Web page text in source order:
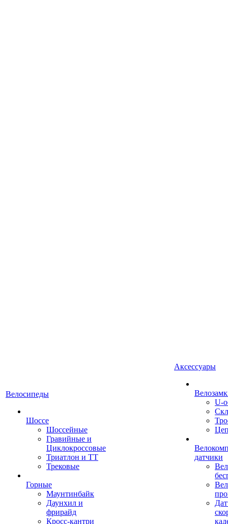
Велосипеды
Шоссе
Шоссейные
Гравийные и
Циклокроссовые
Триатлон и ТТ
Трековые
Горные
Маунтинбайк
Даунхил и
фрирайд
Кросс-кантри
Аксессуары
U-
датчики